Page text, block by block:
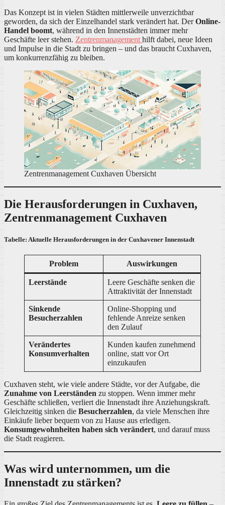
Das Konzept ist in vielen Städten mittlerweile unverzichtbar
geworden, da sich der Einzelhandel stark verändert hat. DerOnline-
Handel boomt, während in den Innenstädten immer mehr
Geschäfte leer stehen. Zentrenmanagement hilft dabei, neue Ideen
und Impulse in die Stadt zu bringen – und das braucht Cuxhaven,
um konkurrenzfähig zu bleiben.
Zentrenmanagement Cuxhaven Übersicht
Die Herausforderungen in Cuxhaven,
Zentrenmanagement Cuxhaven
Tabelle: Aktuelle Herausforderungen in der Cuxhavener Innenstadt
Problem Auswirkungen
Leerstände
Leere Geschäfte senken die
Attraktivität der Innenstadt
Sinkende
Besucherzahlen
Online-Shopping und
fehlende Anreize senken
den Zulauf
Verändertes
Konsumverhalten
Kunden kaufen zunehmend
online, statt vor Ort
einzukaufen
Cuxhaven steht, wie viele andere Städte, vor der Aufgabe, die
Zunahme von Leerständen zu stoppen. Wenn immer mehr
Geschäfte schließen, verliert die Innenstadt ihre Anziehungskraft.
Gleichzeitig sinken die Besucherzahlen, da viele Menschen ihre
Einkäufe lieber bequem von zu Hause aus erledigen.
Konsumgewohnheiten haben sich verändert, und darauf muss
die Stadt reagieren.
Was wird unternommen, um die
Innenstadt zu stärken?